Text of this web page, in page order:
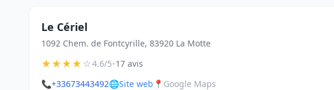
Le Cériel
1092 Chem. de Fontcyrille, 83920 La Motte
★★★★☆4.6/5•17 avis
📞+33673443492🌐Site web 📍 Google Maps